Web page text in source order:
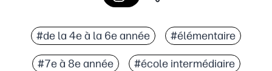
#de la 4e à la 6e année #élémentaire
#7e à 8e année #école intermédiaire